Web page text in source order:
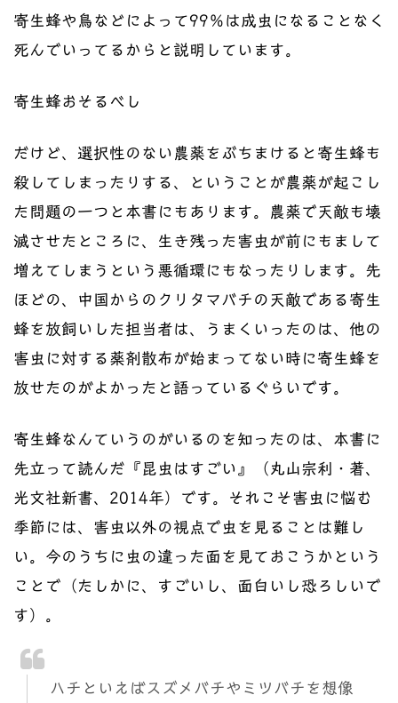
寄生蜂や鳥などによって99％は成虫になることなく
死んでいってるからと説明しています。
寄生蜂おそるべし
だけど、選択性のない農薬をぶちまけると寄生蜂も
殺してしまったりする、ということが農薬が起こし
た問題の一つと本書にもあります。農薬で天敵も壊
滅させたところに、生き残った害虫が前にもまして
増えてしまうという悪循環にもなったりします。先
ほどの、中国からのクリタマバチの天敵である寄生
蜂を放飼いした担当者は、うまくいったのは、他の
害虫に対する薬剤散布が始まってない時に寄生蜂を
放せたのがよかったと語っているぐらいです。
寄生蜂なんていうのがいるのを知ったのは、本書に
先立って読んだ『昆虫はすごい』（丸山宗利・著、
光文社新書、2014年）です。それこそ害虫に悩む
季節には、害虫以外の視点で虫を見ることは難し
い。今のうちに虫の違った面を見ておこうかという
ことで（たしかに、すごいし、面白いし恐ろしいで
す）。
ハチといえばスズメバチやミツバチを想像